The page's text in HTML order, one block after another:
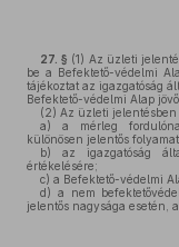
27. § (1) Az üzleti
be a Befektető-védelmi
tájékoztat az igazgatóság
Befektető-védelmi Alap
(2) Az üzleti
a) a mérleg
különösen jelentős
b) az igazgatóság
értékelésére;
c) a Befektető-védelmi
d) a nem
jelentős nagysága esetén,